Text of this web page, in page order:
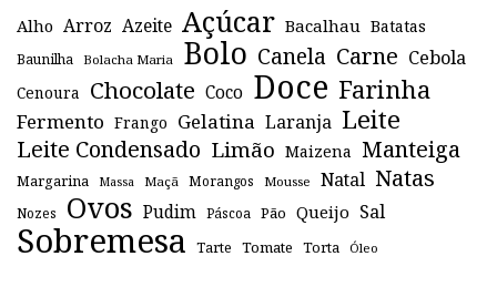
Alho Arroz Azeite Açúcar Bacalhau Batatas
Baunilha Bolacha Maria Bolo Canela Carne Cebola
Cenoura Chocolate Coco Doce Farinha
Fermento Frango Gelatina Laranja Leite
Leite Condensado Limão Maizena Manteiga
Margarina Massa Maçã Morangos Mousse Natal Natas
Nozes Ovos Pudim Páscoa Pão Queijo Sal
Sobremesa Tarte Tomate Torta Óleo